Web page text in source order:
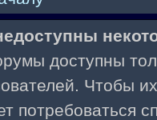
доступны
Чтобы
потребоваться